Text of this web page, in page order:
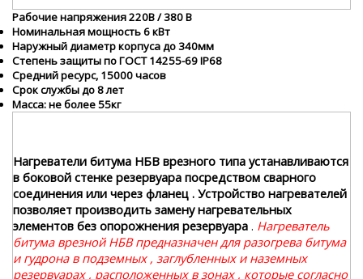
Рабочие напряжения 220В / 380 В
Номинальная мощность 6 кВт
Наружный диаметр корпуса до 340мм
Степень защиты по ГОСТ 14255-69 IР68
Средний ресурс, 15000 часов
Срок службы до 8 лет
Масса: не более 55кг
Нагреватели битума НБВ врезного типа устанавливаются
в боковой стенке резервуара посредством сварного
соединения или через фланец . Устройство нагревателей
позволяет производить замену нагревательных
элементов без опорожнения резервуара . Нагреватель
битума врезной НБВ предназначен для разогрева битума
и гудрона в подземных , заглубленных и наземных
резервуарах , расположенных в зонах , которые согласно